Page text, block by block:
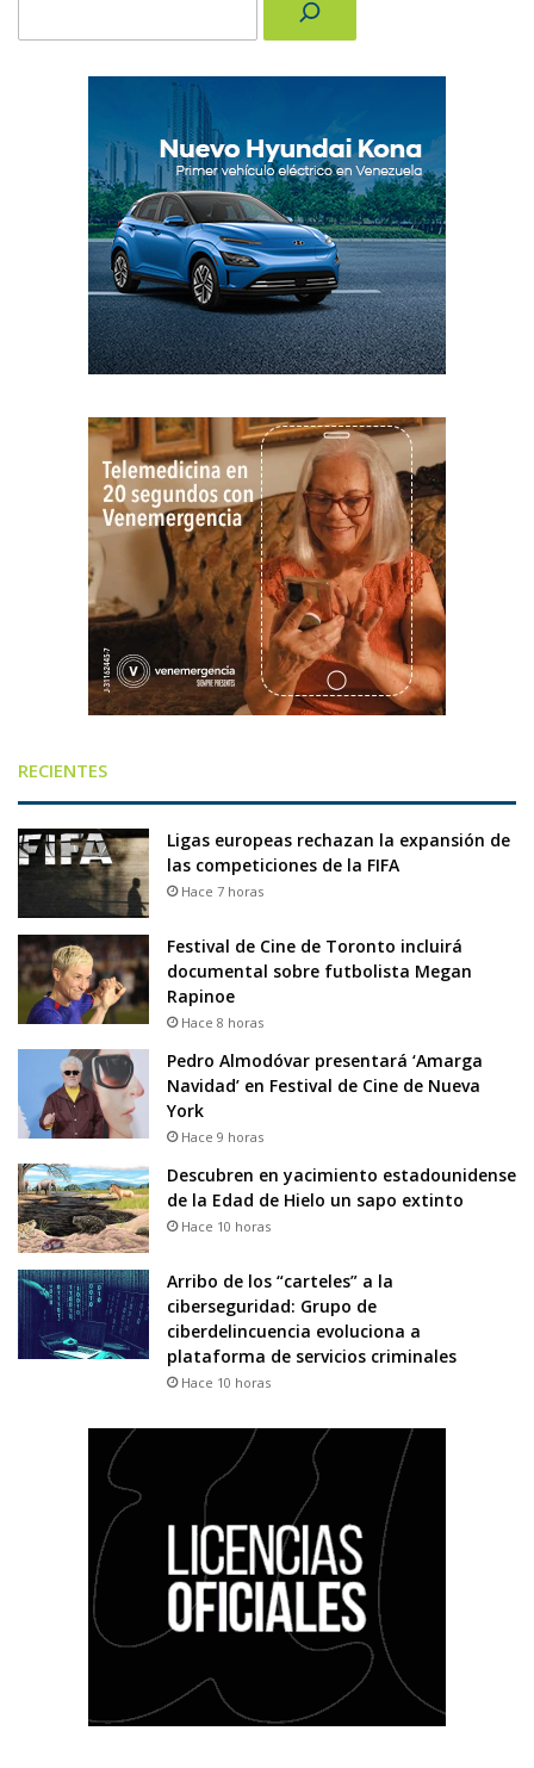
RECIENTES
Ligas europeas rechazan la expansión de
las competiciones de la FIFA
Hace 7 horas
Festival de Cine de Toronto incluirá
documental sobre futbolista Megan
Rapinoe
Hace 8 horas
Pedro Almodóvar presentará ‘Amarga
Navidad’ en Festival de Cine de Nueva
York
Hace 9 horas
Descubren en yacimiento estadounidense
de la Edad de Hielo un sapo extinto
Hace 10 horas
Arribo de los “carteles” a la
ciberseguridad: Grupo de
ciberdelincuencia evoluciona a
plataforma de servicios criminales
Hace 10 horas